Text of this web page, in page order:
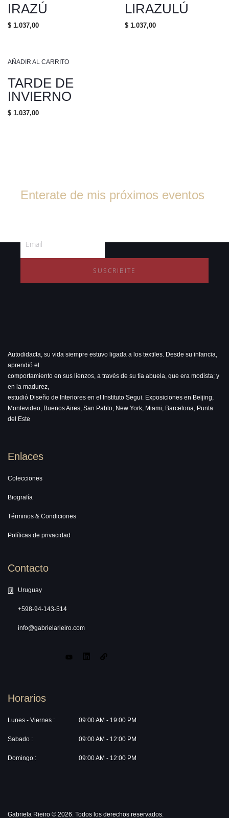
IRAZÚ
$ 1.037,00
LIRAZULÚ
$ 1.037,00
AÑADIR AL CARRITO
TARDE DE
INVIERNO
$ 1.037,00
Enterate de mis próximos eventos
SUSCRIBITE
Autodidacta, su vida siempre estuvo ligada a los textiles. Desde su infancia,
aprendió el
comportamiento en sus lienzos, a través de su tía abuela, que era modista; y
en la madurez,
estudió Diseño de Interiores en el Instituto Segui. Exposiciones en Beijing,
Montevideo, Buenos Aires, San Pablo, New York, Miami, Barcelona, Punta
del Este
Enlaces
Colecciones
Biografía
Términos & Condiciones
Políticas de privacidad
Contacto
Uruguay
+598-94-143-514
info@gabrielarieiro.com
Horarios
Lunes - Viernes :
Sabado :
Domingo :
09:00 AM - 19:00 PM
09:00 AM - 12:00 PM
09:00 AM - 12:00 PM
Gabriela Rieiro © 2026. Todos los derechos reservados.